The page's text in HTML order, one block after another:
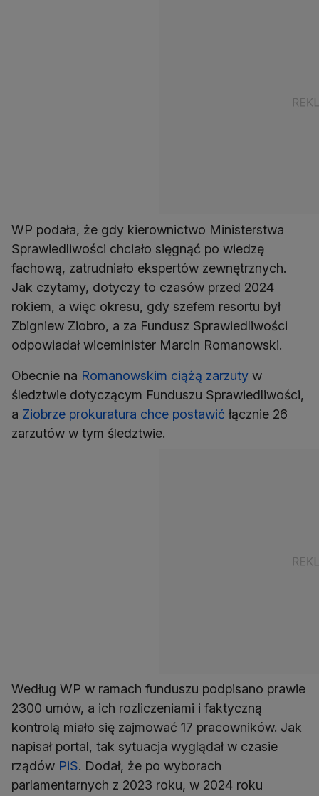
WP podała, że gdy kierownictwo Ministerstwa
Sprawiedliwości chciało sięgnąć po wiedzę
fachową, zatrudniało ekspertów zewnętrznych.
Jak czytamy, dotyczy to czasów przed 2024
rokiem, a więc okresu, gdy szefem resortu był
Zbigniew Ziobro, a za Fundusz Sprawiedliwości
odpowiadał wiceminister Marcin Romanowski.
Obecnie na Romanowskim ciążą zarzuty w
śledztwie dotyczącym Funduszu Sprawiedliwości,
a Ziobrze prokuratura chce postawić łącznie 26
zarzutów w tym śledztwie.
Według WP w ramach funduszu podpisano prawie
2300 umów, a ich rozliczeniami i faktyczną
kontrolą miało się zajmować 17 pracowników. Jak
napisał portal, tak sytuacja wyglądał w czasie
rządów PiS. Dodał, że po wyborach
parlamentarnych z 2023 roku, w 2024 roku